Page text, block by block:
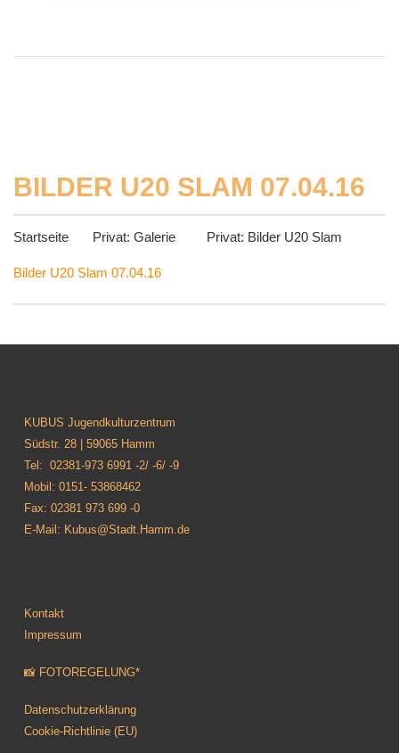
BILDER U20 SLAM 07.04.16
Startseite Privat: Galerie Privat: Bilder U20 Slam
Bilder U20 Slam 07.04.16
KUBUS Jugendkulturzentrum
Südstr. 28 | 59065 Hamm
Tel: 02381-973 6991 -2/ -6/ -9
Mobil: 0151- 53868462
Fax: 02381 973 699 -0
E-Mail: Kubus@Stadt.Hamm.de
Kontakt
Impressum
📸 FOTOREGELUNG*
Datenschutzerklärung
Cookie-Richtlinie (EU)